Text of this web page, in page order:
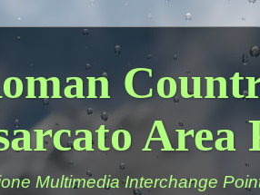
Area
Multimedia Interchange